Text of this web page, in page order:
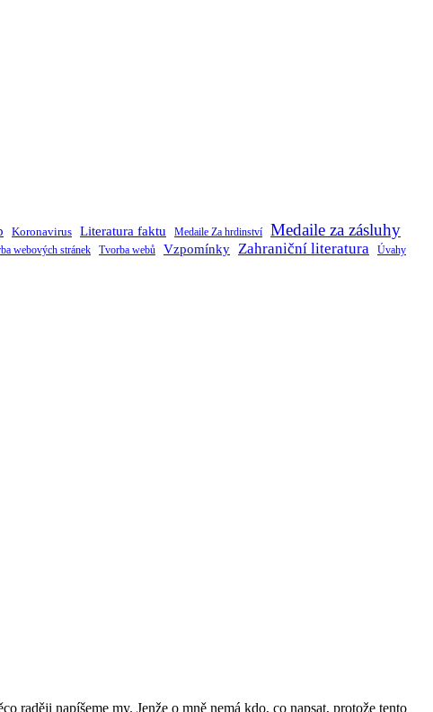
Koronavirus Literatura faktu Medaile Za hrdinství Medaile za zásluhy
webových stránek Tvorba webů Vzpomínky Zahraniční literatura Úvahy
raději napíšeme my. Jenže o mně nemá kdo, co napsat, protože tento